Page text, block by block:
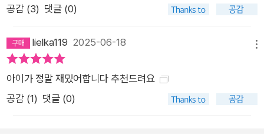
두나가 메아리에게서 바통을 넘겨받듯 산이의 손을 이끌고 횡단
보도를 건너는 장면, 친구들이 “우리는 사고 영상을 보지 않을 거
야.”라고 약속하는 장면, 산이가 엄마에게 누나의 카우보이모자
를 씌워 주는 장면, 하늘 높이 ‘바람’을 안고 연이 날아오르는 장
면, 어린 메아리와 산이가 함께 나비를 날려 보내는 장면…… 수많
은 장면장면마다 목이 뻐근해지는 감동을 만날 수 있을 것이다.
공감 (3) 댓글 (0)
lielka119 2025-06-18
아이가 정말 재밌어합니다 추천드려요
공감 (1) 댓글 (0)